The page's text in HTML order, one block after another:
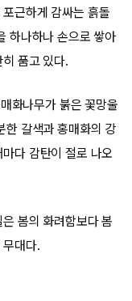
근하게 감싸는 흙돌
하나하나 손으로 쌓아
품고 있다.
화나무가 붉은 꽃망울
한 갈색과 홍매화의 강
다 감탄이 절로 나오
봄의 화려함보다 봄
대다.